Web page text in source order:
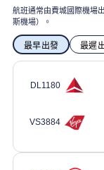
航班通常由費城國際機場
斯機場）。
最早出發 最遲
DL1180
VS3884